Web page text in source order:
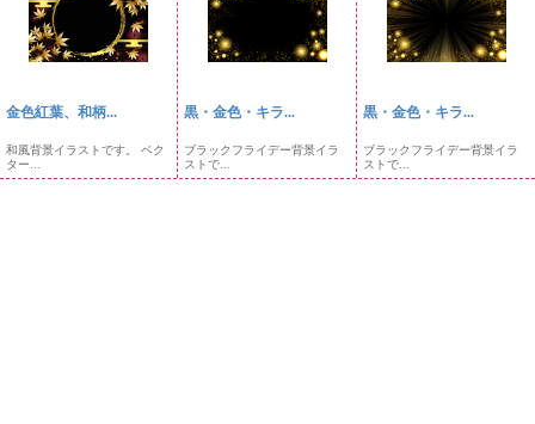
金色紅葉、和柄...
和風背景イラストです。 ベク
ター...
黒・金色・キラ...
ブラックフライデー背景イラ
ストで...
黒・金色・キラ...
ブラックフライデー背景イラ
ストで...